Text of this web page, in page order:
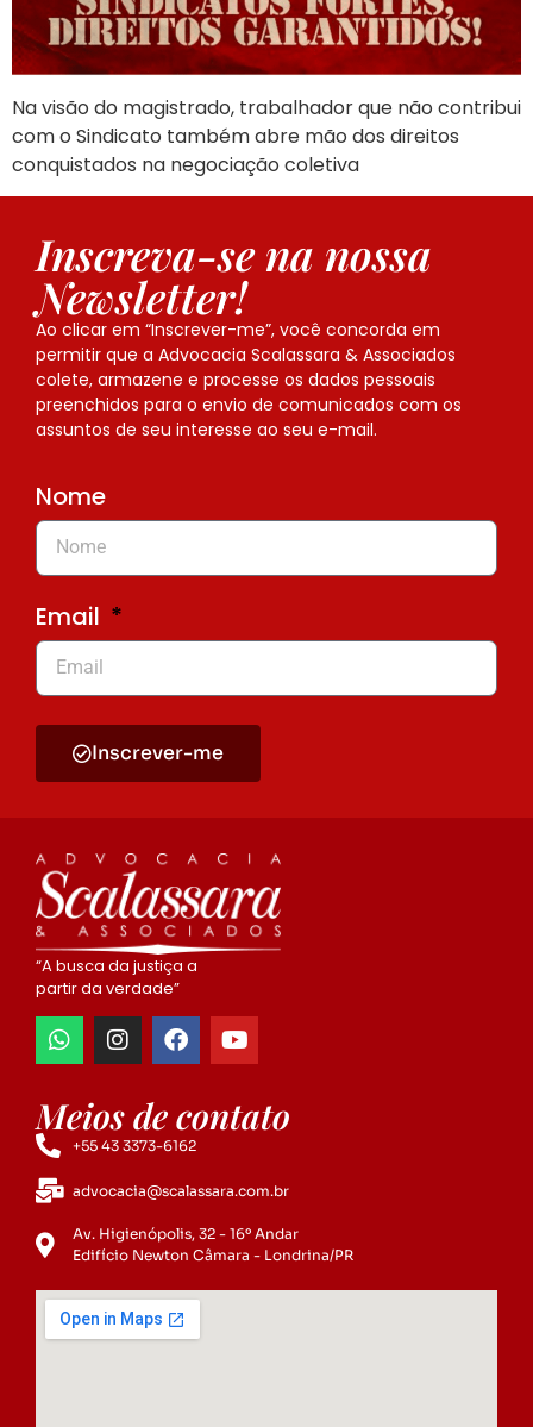
Na visão do magistrado, trabalhador que não contribui
com o Sindicato também abre mão dos direitos
conquistados na negociação coletiva
Inscreva-se na nossa
Newsletter!
Ao clicar em “Inscrever-me”, você concorda em
permitir que a Advocacia Scalassara & Associados
colete, armazene e processe os dados pessoais
preenchidos para o envio de comunicados com os
assuntos de seu interesse ao seu e-mail.
Nome
Email
Inscrever-me
“A busca da justiça a
partir da verdade”
Meios de contato
+55 43 3373-6162
advocacia@scalassara.com.br
Av. Higienópolis, 32 - 16º Andar
Edifício Newton Câmara - Londrina/PR